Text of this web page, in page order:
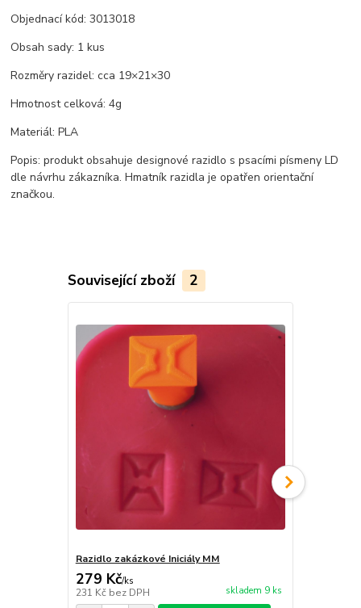
Objednací kód: 3013018
Obsah sady: 1 kus
Rozměry razidel: cca 19×21×30
Hmotnost celková: 4g
Materiál: PLA
Popis: produkt obsahuje designové razidlo s psacími písmeny LD
dle návrhu zákazníka. Hmatník razidla je opatřen orientační
značkou.
Související zboží 2
Razidlo zakázkové Iniciály MM
279 Kč/ks
231 Kč bez DPH skladem 9 ks